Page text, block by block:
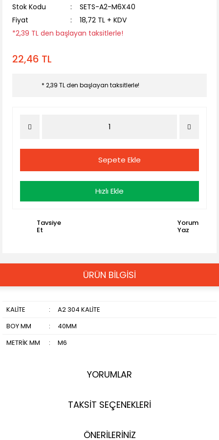
Stok Kodu
SETS-A2-M6X40
Fiyat
18,72 TL + KDV
*2,39 TL den başlayan taksitlerle!
22,46 TL
* 2,39 TL den başlayan taksitlerle!
Sepete Ekle
Hızlı Ekle
Tavsiye
Et
Yorum
Yaz
ÜRÜN BİLGİSİ
KALİTE :
A2 304 KALİTE
BOY MM
:
40MM
METRİK MM
: M6
YORUMLAR
TAKSİT SEÇENEKLERİ
ÖNERİLERİNİZ